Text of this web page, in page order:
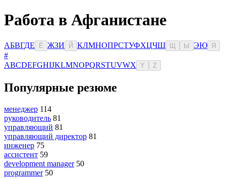
Работа в Афганистане
АБВГДЕ Ё ЖЗИ Й КЛМНОПРСТУФХЦЧШ Ы ЭЮ Я
#
ABCDEFGHIJKLMNOPQRSTUVWX Y Z
Популярные резюме
менеджер 114
руководитель 81
управляющий 81
управляющий директор 81
инженер 75
ассистент 59
development manager 50
programmer 50